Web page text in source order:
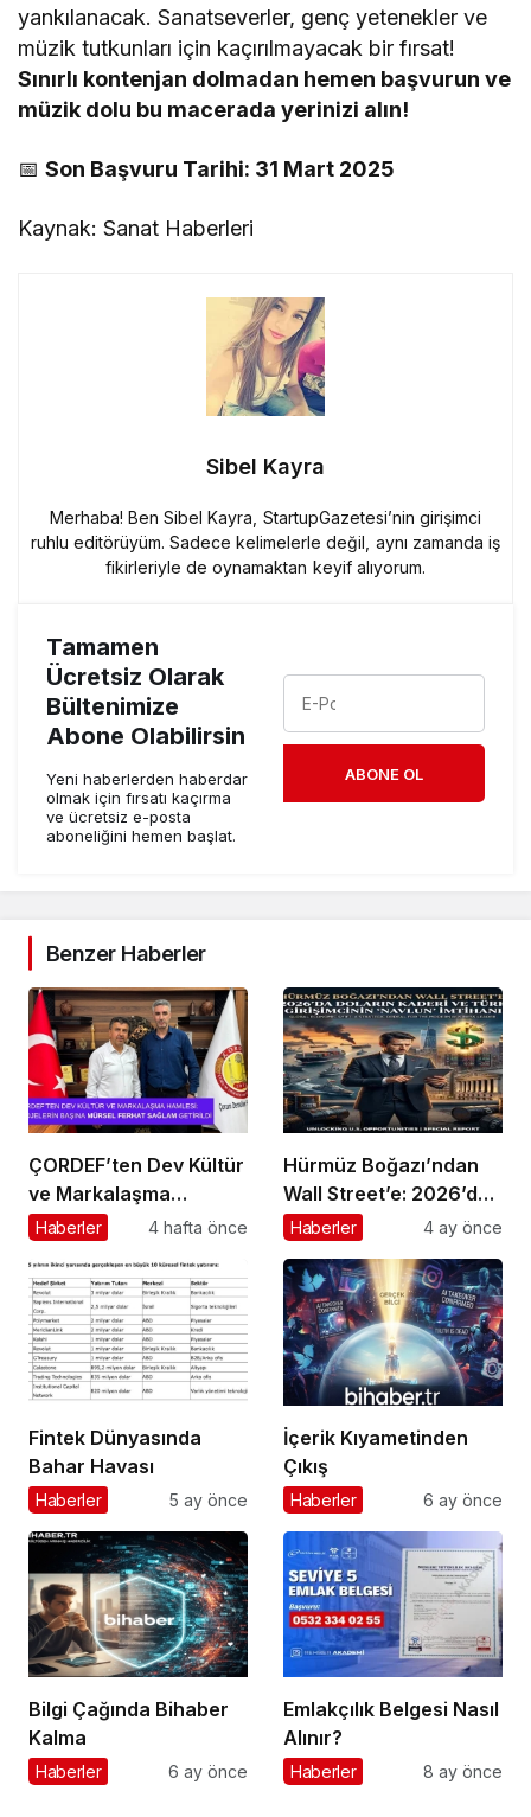
yankılanacak. Sanatseverler, genç yetenekler ve
müzik tutkunları için kaçırılmayacak bir fırsat!
Sınırlı kontenjan dolmadan hemen başvurun ve
müzik dolu bu macerada yerinizi alın!
📅Son Başvuru Tarihi: 31 Mart 2025
Kaynak: Sanat Haberleri
Sibel Kayra
Merhaba! Ben Sibel Kayra, StartupGazetesi’nin girişimci
ruhlu editörüyüm. Sadece kelimelerle değil, aynı zamanda iş
fikirleriyle de oynamaktan keyif alıyorum.
Tamamen
Ücretsiz Olarak
Bültenimize
Abone Olabilirsin
Yeni haberlerden haberdar
olmak için fırsatı kaçırma
ve ücretsiz e-posta
aboneliğini hemen başlat.
ABONE OL
Benzer Haberler
ÇORDEF’ten Dev Kültür
ve Markalaşma
Hamlesi: Projelerin
Sağlam Getirildi
Haberler 4 hafta önce
Hürmüz Boğazı’ndan
Wall Street’e: 2026’da
Doların Kaderi ve Türk
İmtihanı
Haberler 4 ay önce
Fintek Dünyasında
Bahar Havası
Haberler 5 ay önce
İçerik Kıyametinden
Çıkış
Haberler 6 ay önce
Bilgi Çağında Bihaber
Kalma
Haberler 6 ay önce
Emlakçılık Belgesi Nasıl
Alınır?
Haberler 8 ay önce